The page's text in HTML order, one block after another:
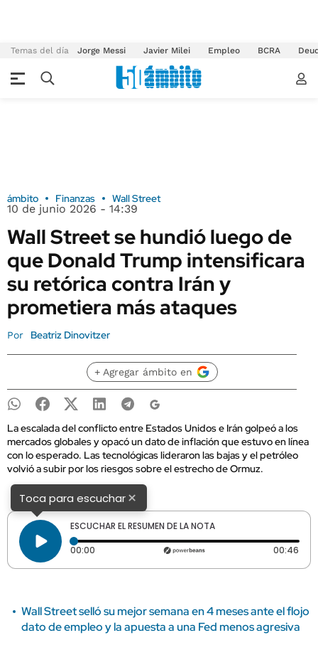
Temas del día Jorge Messi Javier Milei Empleo BCRA
ámbito Finanzas Wall Street
10 de junio 2026 - 14:39
Wall Street se hundió luego de
que Donald Trump intensificara
su retórica contra Irán y
prometiera más ataques
Por Beatriz Dinovitzer
+ Agregar ámbito en
La escalada del conflicto entre Estados Unidos e Irán golpeó a los
mercados globales y opacó un dato de inflación que estuvo en línea
con lo esperado. Las tecnológicas lideraron las bajas y el petróleo
volvió a subir por los riesgos sobre el estrecho de Ormuz.
Toca para escuchar×
ESCUCHAR EL RESUMEN DE LA NOTA
00:00 Tiempo transcurrido: 0 segundos 00:46
Wall Street selló su mejor semana en 4 meses ante el flojo
dato de empleo y la apuesta a una Fed menos agresiva